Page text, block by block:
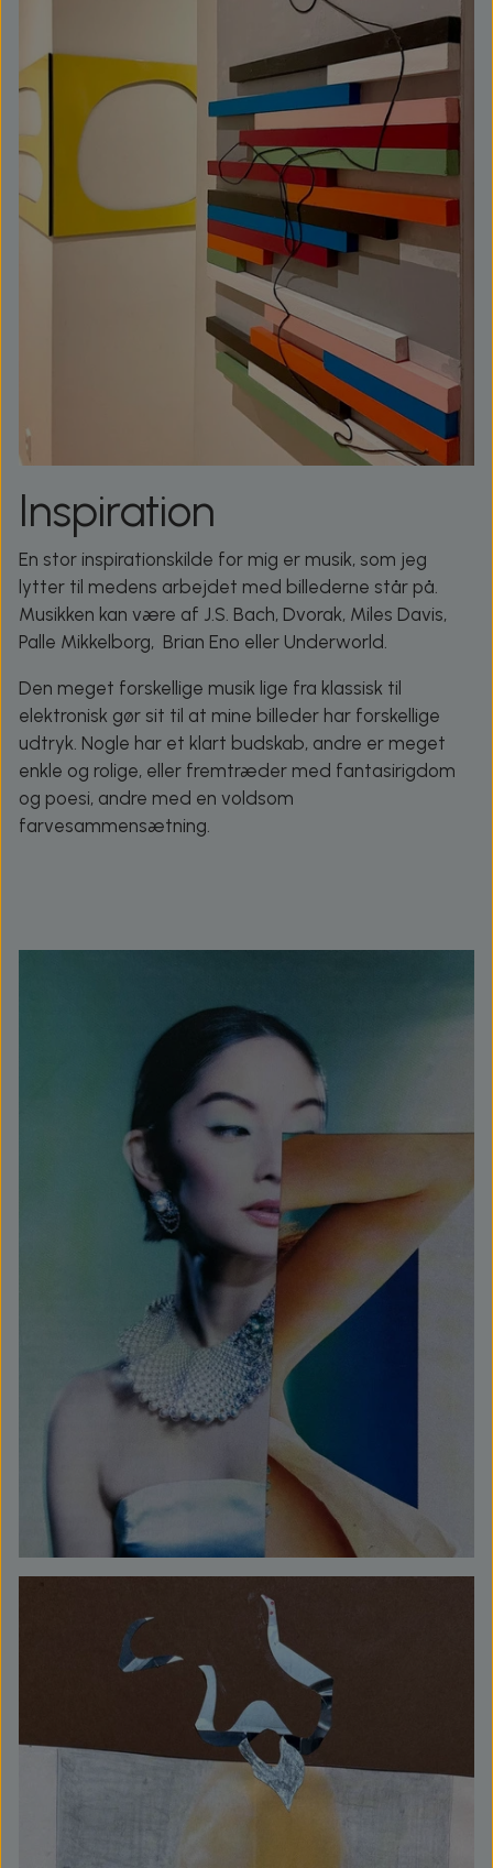
Inspiration
En stor inspirationskilde for mig er musik, som jeg
lytter til medens arbejdet med billederne står på.
Musikken kan være af J.S. Bach, Dvorak, Miles Davis,
Palle Mikkelborg, Brian Eno eller Underworld.
Den meget forskellige musik lige fra klassisk til
elektronisk gør sit til at mine billeder har forskellige
udtryk. Nogle har et klart budskab, andre er meget
enkle og rolige, eller fremtræder med fantasirigdom
og poesi, andre med en voldsom
farvesammensætning.